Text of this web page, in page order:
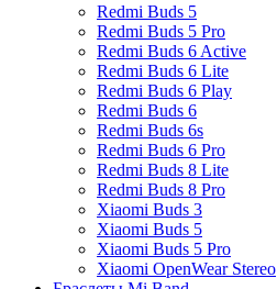
Redmi Buds 5
Redmi Buds 5 Pro
Redmi Buds 6 Active
Redmi Buds 6 Lite
Redmi Buds 6 Play
Redmi Buds 6
Redmi Buds 6s
Redmi Buds 6 Pro
Redmi Buds 8 Lite
Redmi Buds 8 Pro
Xiaomi Buds 3
Xiaomi Buds 5
Xiaomi Buds 5 Pro
Xiaomi OpenWear Stereo